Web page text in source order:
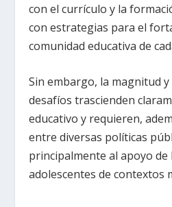
con el currículo y la
con estrategias para el
comunidad educativa de
Sin embargo, la magnitud
desafíos trascienden
educativo y requieren,
entre diversas políticas
principalmente al apoyo de
adolescentes de contextos